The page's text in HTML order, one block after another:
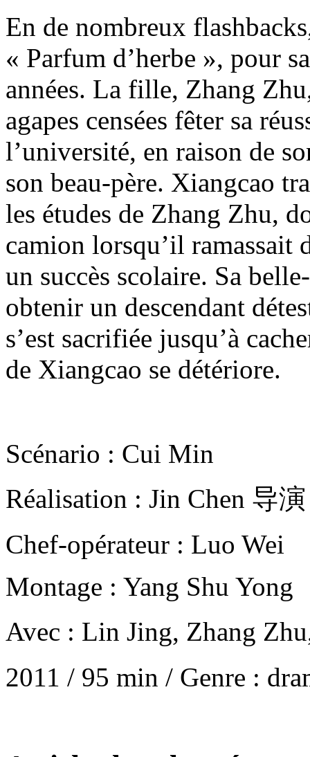
En de nombreux
« Parfum d’herbe », pour
années. La fille, Zhang
agapes censées fêter sa
l’université, en raison de
son beau-père. Xiangcao
les études de Zhang Zhu,
camion lorsqu’il ramassait
un succès scolaire. Sa
obtenir un descendant
s’est sacrifiée jusqu’à
de Xiangcao se détériore.
Scénario : Cui Min
Réalisation : Jin Chen 导
Chef-opérateur : Luo Wei
Montage : Yang Shu Yong
Avec : Lin Jing, Zhang
2011 / 95 min / Genre :